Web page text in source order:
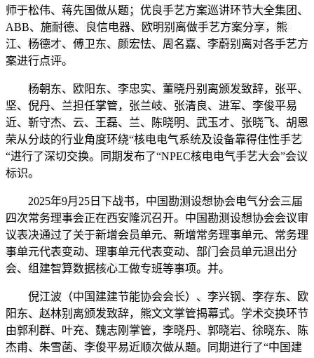
师于松伟、蒋先国做从题；优良手艺方案巡讲环节大全集团、
ABB、施耐德、良信电器、欧明别离做手艺方案分享，熊
江、杨德才、傅卫东、颜宏怯、周名嘉、李蔚别离对各手艺方
案进行点评。
杨朝东、欧阳东、李忠实、董晓丹别离颁发致辞，张平、
坚、倪丹、兰担任掌管，张兰岐、张清良、进军、李俊平易
近、靳守杰、云、王磊、兰、陈晓明、武玉才、张晓飞、胡恩
荣从分歧的行业角度环绕“核电电气系统及设备靠得住性手艺
“进行了深切交换。同期发布了“NPEC核电电气手艺大会”会议
标识。
2025年9月25日下战书，中国勘测设想协会电气分会三届
四次常务理事会正在西安隆沉召开。中国勘测设想协会会议审
议表决通过了关于新增会员单元、新增常务理事单元、常务理
事单元代表变动、理事单元代表变动、部门会员单元退出分
会、组建智算数据核心工做专班等事项。并。
倪江波（中国建建节能协会会长）、李兴钢、李存东、欧
阳东、赵林别离颁发致辞，熊文文掌管揭幕式。学术交换环节
由郭利群、叶充、魏志刚掌管，李晓丹、郭晓岩、徐晓东、陈
杰甫、朱雪菡、李俊平易近顺次做从题。同期进行了“中国建